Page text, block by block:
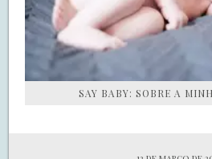
SAY BABY: SOBRE A